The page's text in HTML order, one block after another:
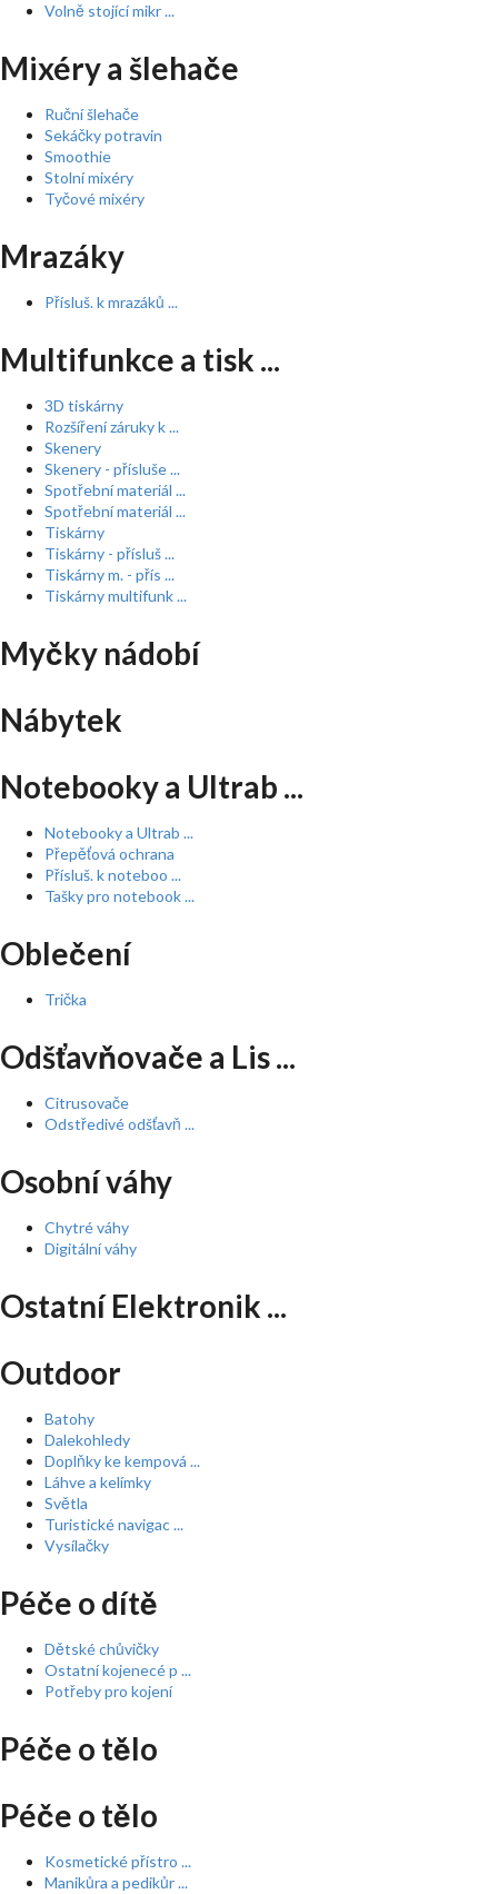
Volně stojící mikr ...
Mixéry a šlehače
Ruční šlehače
Sekáčky potravin
Smoothie
Stolní mixéry
Tyčové mixéry
Mrazáky
Přísluš. k mrazáků ...
Multifunkce a tisk ...
3D tiskárny
Rozšíření záruky k ...
Skenery
Skenery - přísluše ...
Spotřební materiál ...
Spotřební materiál ...
Tiskárny
Tiskárny - přísluš ...
Tiskárny m. - přís ...
Tiskárny multifunk ...
Myčky nádobí
Nábytek
Notebooky a Ultrab ...
Notebooky a Ultrab ...
Přepěťová ochrana
Přísluš. k noteboo ...
Tašky pro notebook ...
Oblečení
Trička
Odšťavňovače a Lis ...
Citrusovače
Odstředivé odšťavň ...
Osobní váhy
Chytré váhy
Digitální váhy
Ostatní Elektronik ...
Outdoor
Batohy
Dalekohledy
Doplňky ke kempová ...
Láhve a kelímky
Světla
Turistické navigac ...
Vysílačky
Péče o dítě
Dětské chůvičky
Ostatní kojenecé p ...
Potřeby pro kojení
Péče o tělo
Péče o tělo
Kosmetické přístro ...
Manikůra a pedikůr ...